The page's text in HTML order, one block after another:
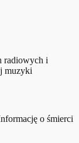
radiowych i
muzyki
o śmierci